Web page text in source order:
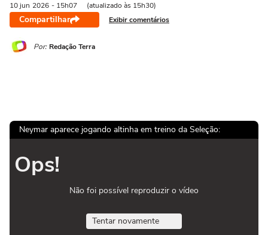
10 jun 2026 - 15h07 (atualizado às 15h30)
Compartilhar Exibir comentários
Por: Redação Terra
Neymar aparece jogando altinha em treino da Seleção:
Ops!
Não foi possível reproduzir o vídeo
Tentar novamente